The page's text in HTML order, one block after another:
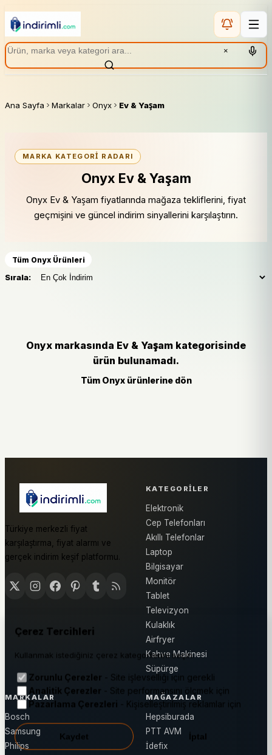
×
Ana Sayfa Markalar Onyx Ev & Yaşam
MARKA KATEGORI RADARI
Onyx Ev & Yaşam
Onyx Ev & Yaşam fiyatlarında mağaza tekliflerini, fiyat
geçmişini ve güncel indirim sinyallerini karşılaştırın.
Tüm Onyx Ürünleri
Sırala:
Onyx markasında Ev & Yaşam kategorisinde
ürün bulunamadı.
Tüm Onyx ürünlerine dön
Türkiye merkezli fiyat
karşılaştırma, fiyat alarmı ve
gerçek indirim keşif platformu.
KATEGORILER
Elektronik
Cep Telefonları
Akıllı Telefonlar
Laptop
Bilgisayar
Monitör
Tablet
Televizyon
Kulaklık
Airfryer
Kahve Makinesi
Süpürge
MARKALAR
Bosch
Samsung
Philips
MAĞAZALAR
Hepsiburada
PTT AVM
İdefix
Çerez Tercihleri
Kullanmak istediğiniz çerez kategorilerini seçin.
Zorunlu Çerezler - Site işlevselliği için gerekli
Analitik Çerezler - Site performansını ölçmek için
Pazarlama Çerezleri - Kişiselleştirilmiş reklamlar için
Kaydet İptal